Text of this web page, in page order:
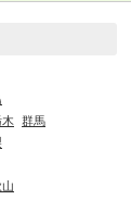
群馬